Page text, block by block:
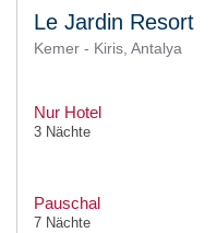
Le Jardin Resort
Kemer - Kiris, Antalya
Nur Hotel
3 Nächte
Pauschal
7 Nächte